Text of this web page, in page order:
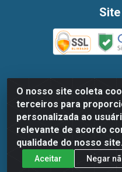
O nosso site coleta
terceiros para
personalizada ao
relevante de acordo
qualidade do nosso
Aceitar Negar
Dispan Distribuidora
Marechal
Recife/PE - CEP 51.170-